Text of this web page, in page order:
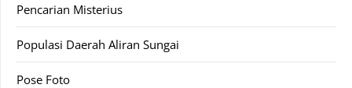
Pencarian Misterius
Populasi Daerah Aliran Sungai
Pose Foto